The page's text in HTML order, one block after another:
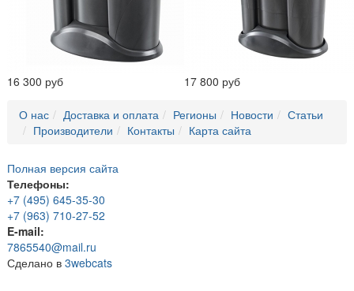
16 300 руб 17 800 руб
О нас Доставка и оплата Регионы Новости
Статьи
Производители
Контакты Карта сайта
Полная версия сайта
Телефоны:
+7 (495) 645-35-30
+7 (963) 710-27-52
E-mail:
7865540@mail.ru
Сделано в 3webcats